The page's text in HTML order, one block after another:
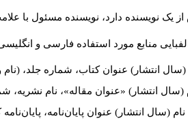
یک نویسنده دارد، نویسنده مسئول با
منابع مورد استفاده فارسی و
(سال انتشار) عنوان کتاب، شماره جلد،
(سال انتشار) «عنوان مقاله»، نام
نام (سال انتشار) عنوان پایان‌نامه،